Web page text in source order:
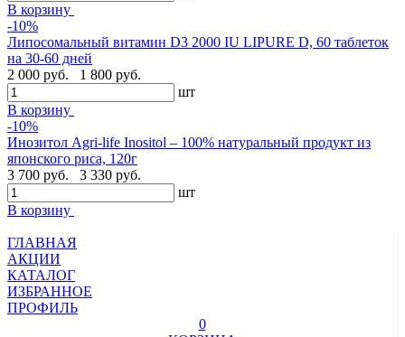
В корзину
-10%
Липосомальный витамин D3 2000 IU LIPURE D, 60 таблеток
на 30-60 дней
2 000 руб.
1 800 руб.
шт
В корзину
-10%
Инозитол Agri-life Inositol – 100% натуральный продукт из
японского риса, 120г
3 700 руб.
3 330 руб.
шт
В корзину
ГЛАВНАЯ
АКЦИИ
КАТАЛОГ
ИЗБРАННОЕ
ПРОФИЛЬ
0